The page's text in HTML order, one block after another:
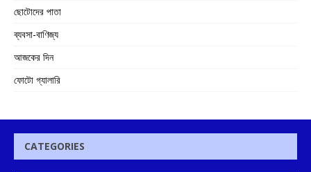
ছোটোদের পাতা
ব্যবসা-বাণিজ্য
আজকের দিন
ফোটো গ্যালারি
CATEGORIES